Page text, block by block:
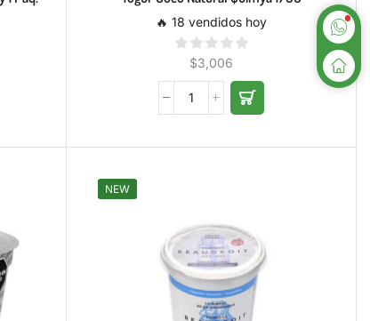
🔥 18 vendidos hoy
$3,006
NEW